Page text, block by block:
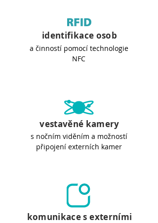
identifikace osob
a činností pomocí technologie
NFC
vestavěné kamery
s nočním viděním a možností
připojení externích kamer
komunikace s externími